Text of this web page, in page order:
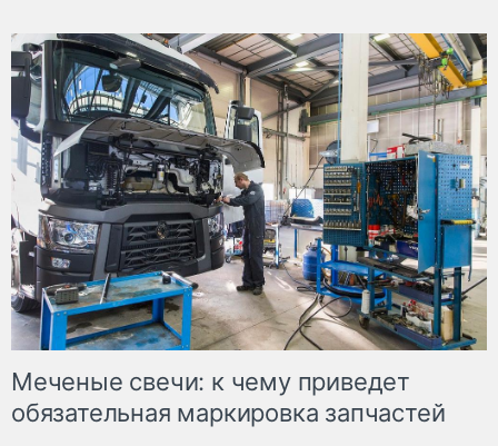
Меченые свечи: к чему приведет
обязательная маркировка запчастей